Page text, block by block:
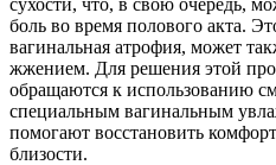
боль во время полового акта.
вагинальная атрофия, может
жжением. Для решения этой
обращаются к использованию
специальным вагинальным
помогают восстановить
близости.